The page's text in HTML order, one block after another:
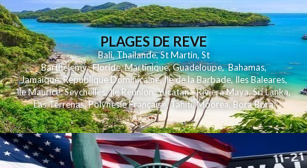
PLAGES DE REVE
Bali,Thailande,St Martin,St
Barthelemy,Floride,Martinique,Guadeloupe,Bahamas,
Jamaique,Republique Dominicaine,Ile de la Barbade,Iles Baleares,
Ile Maurice,Seychelles,Ile Reunion ,Yucatan - Riviera Maya,Sri Lanka,
Las Terrenas,Polynesie Française,Tahiti,Moorea, Bora Bora